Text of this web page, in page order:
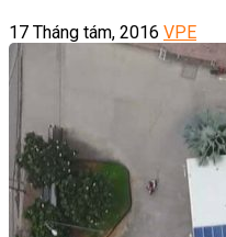
17 Tháng tám, 2016 VPE